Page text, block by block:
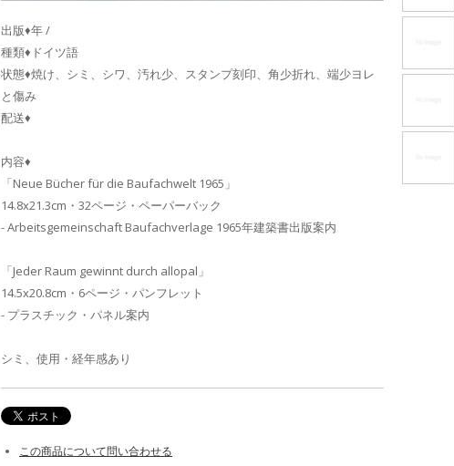
出版♦年 /
種類♦ドイツ語
状態♦焼け、シミ、シワ、汚れ少、スタンプ刻印、角少折れ、端少ヨレ
と傷み
配送♦
内容♦
「Neue Bücher für die Baufachwelt 1965」
14.8x21.3cm・32ページ・ペーパーバック
- Arbeitsgemeinschaft Baufachverlage 1965年建築書出版案内
「Jeder Raum gewinnt durch allopal」
14.5x20.8cm・6ページ・パンフレット
- プラスチック・パネル案内
シミ、使用・経年感あり
この商品について問い合わせる